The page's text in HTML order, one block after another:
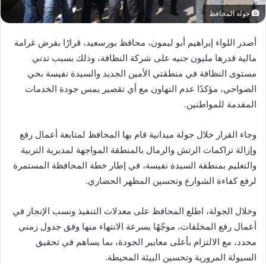
جولة المحافظ
أصدر اللواء إبراهيم أبو ليمون، محافظ بورسعيد، قرارًا بفرض غرامة
مالية قدرها مليون جنيه على شركة النظافة، وذلك بسبب تدني
مستوى النظافة في منطقتي الأمين الجديد والسيدة نفيسة بحي
الضواحي، مؤكدًا عدم التهاون مع أي تقصير يمس جودة الخدمات
المقدمة للمواطنين.
وجاء القرار خلال جولة ميدانية قام بها المحافظ لمتابعة أعمال رفع
وإزالة تراكمات الرتش والرمال بالمنطقة المواجهة لمديرية التربية
والتعليم بمنطقة السيدة نفيسة، في إطار خطة المحافظة المستمرة
لرفع كفاءة الشوارع وتحسين المظهر الحضاري.
وخلال الجولة، اطلع المحافظ على معدلات التنفيذ ونسب الإنجاز في
أعمال رفع المخلفات، موجّهًا بسرعة الانتهاء منها وفق جدول زمني
محدد، مع الالتزام بأعلى معايير الجودة، بما يساهم في تحقيق
السيولة المرورية وتحسين البيئة المحيطة.